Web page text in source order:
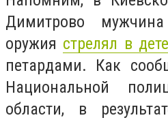
Димитрово
оружия стрелял в
петардами. Как
Национальной
области, в